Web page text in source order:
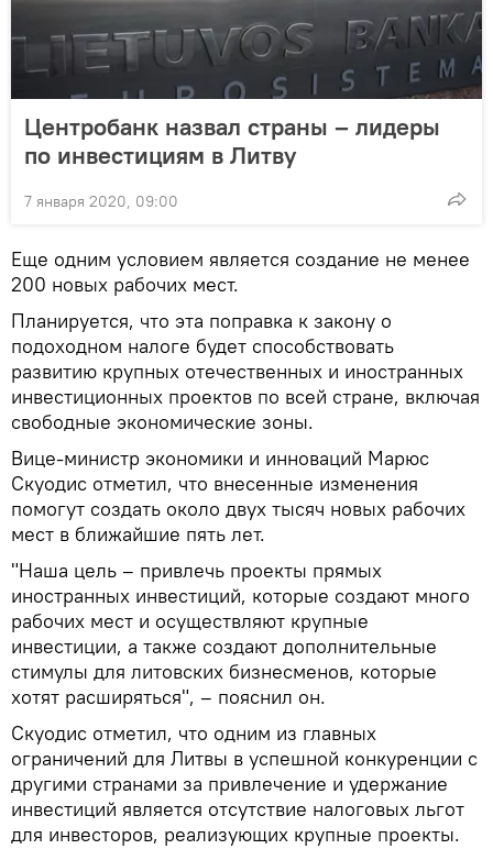
Центробанк назвал страны – лидеры
по инвестициям в Литву
7 января 2020, 09:00
Еще одним условием является создание не менее
200 новых рабочих мест.
Планируется, что эта поправка к закону о
подоходном налоге будет способствовать
развитию крупных отечественных и иностранных
инвестиционных проектов по всей стране, включая
свободные экономические зоны.
Вице-министр экономики и инноваций Марюс
Скуодис отметил, что внесенные изменения
помогут создать около двух тысяч новых рабочих
мест в ближайшие пять лет.
"Наша цель – привлечь проекты прямых
иностранных инвестиций, которые создают много
рабочих мест и осуществляют крупные
инвестиции, а также создают дополнительные
стимулы для литовских бизнесменов, которые
хотят расширяться", – пояснил он.
Скуодис отметил, что одним из главных
ограничений для Литвы в успешной конкуренции с
другими странами за привлечение и удержание
инвестиций является отсутствие налоговых льгот
для инвесторов, реализующих крупные проекты.